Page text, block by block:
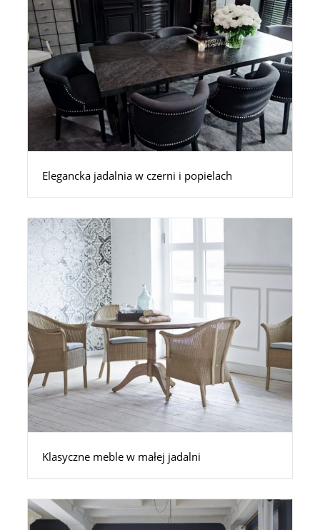
Elegancka jadalnia w czerni i popielach
Klasyczne meble w małej jadalni